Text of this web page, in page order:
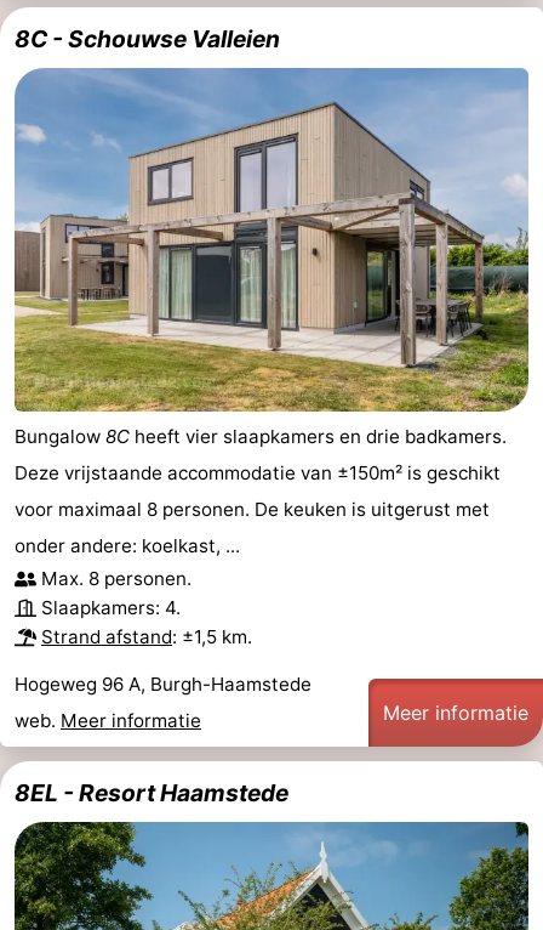
8C - Schouwse Valleien
Bungalow 8C heeft vier slaapkamers en drie badkamers.
Deze vrijstaande accommodatie van ±150m² is geschikt
voor maximaal 8 personen. De keuken is uitgerust met
onder andere: koelkast, ...
Max. 8 personen.
Slaapkamers: 4.
Strand afstand: ±1,5 km.
Hogeweg 96 A, Burgh-Haamstede
web. Meer informatie Meer informatie
8EL - Resort Haamstede